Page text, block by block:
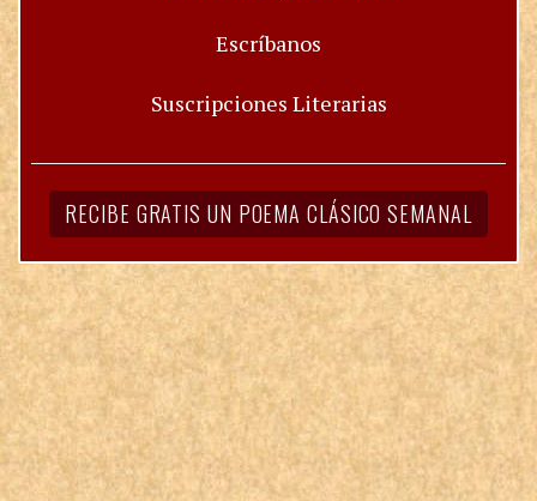
Escríbanos
Suscripciones Literarias
RECIBE GRATIS UN POEMA CLÁSICO SEMANAL